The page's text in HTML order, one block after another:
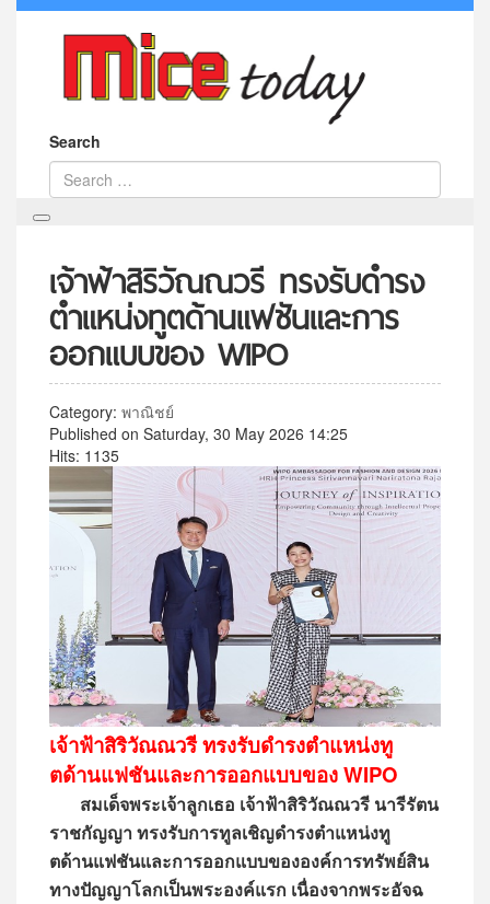
Search
เจ้าฟ้าสิริวัณณวรี ทรงรับดำรง
ตำแหน่งทูตด้านแฟชันและการ
ออกแบบของ WIPO
Category: พาณิชย์
Published on Saturday, 30 May 2026 14:25
Hits: 1135
เจ้าฟ้าสิริวัณณวรี ทรงรับดำรงตำแหน่งทู
ตด้านแฟชันและการออกแบบของ WIPO
สมเด็จพระเจ้าลูกเธอ เจ้าฟ้าสิริวัณณวรี นารีรัตน
ราชกัญญา ทรงรับการทูลเชิญดำรงตำแหน่งทู
ตด้านแฟชันและการออกแบบขององค์การทรัพย์สิน
ทางปัญญาโลกเป็นพระองค์แรก เนื่องจากพระอัจฉ